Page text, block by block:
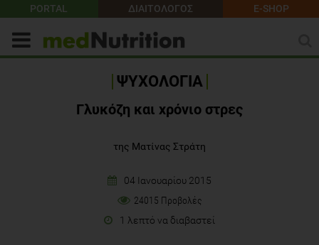
PORTAL ΔΙΑΙΤΟΛΟΓΟΣ E-SHOP
ΨΥΧΟΛΟΓΙΑ
Γλυκόζη και χρόνιο στρες
της Ματίνας Στράτη
04 Ιανουαρίου 2015
24015 Προβολές
1 λεπτό να διαβαστεί